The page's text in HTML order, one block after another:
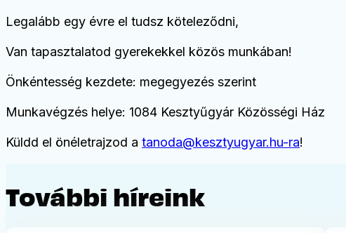
Legalább egy évre el tudsz köteleződni,
Van tapasztalatod gyerekekkel közös munkában!
Önkéntesség kezdete: megegyezés szerint
Munkavégzés helye: 1084 Kesztyűgyár Közösségi Ház
Küldd el önéletrajzod a tanoda@kesztyugyar.hu-ra!
További híreink